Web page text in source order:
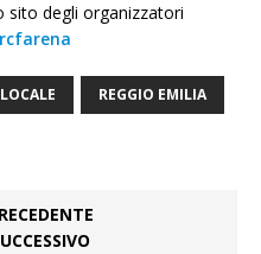
sito degli organizzatori
REGGIO EMILIA